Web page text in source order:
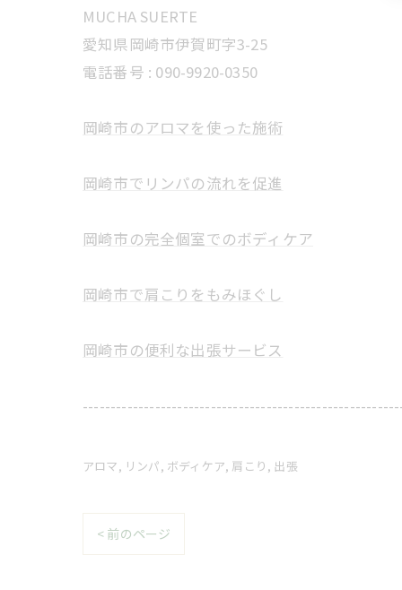
MUCHA SUERTE
愛知県岡崎市伊賀町字3-25
電話番号 : 090-9920-0350
岡崎市のアロマを使った施術
岡崎市でリンパの流れを促進
岡崎市の完全個室でのボディケア
岡崎市で肩こりをもみほぐし
岡崎市の便利な出張サービス
アロマ リンパ ボディケア 肩こり 出張
< 前のページ